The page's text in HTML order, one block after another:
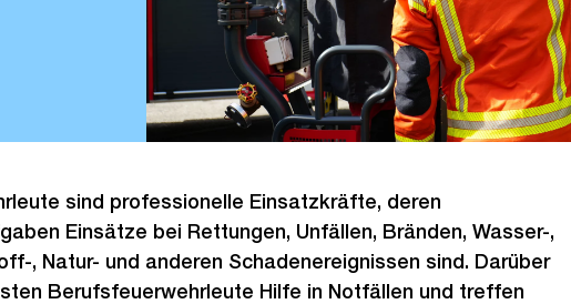
sind professionelle Einsatzkräfte, deren
Einsätze bei Rettungen, Unfällen, Bränden, Wasser-,
, Natur- und anderen Schadenereignissen sind. Darüber
Berufsfeuerwehrleute Hilfe in Notfällen und treffen